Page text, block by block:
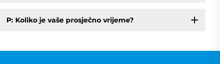
P: Koliko je vaše prosječno vrijeme?